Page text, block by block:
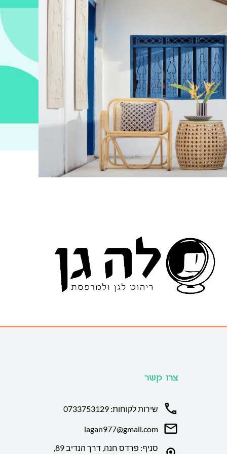
צרו קשר
שירות לקוחות: 0733753129
lagan977@gmail.com
סניף: פרדס חנה, דרך הנדיב 89,